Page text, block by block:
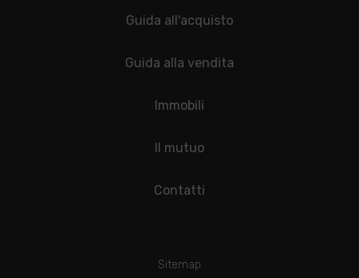
Guida all'acquisto
Guida alla vendita
Immobili
Il mutuo
Contatti
Sitemap